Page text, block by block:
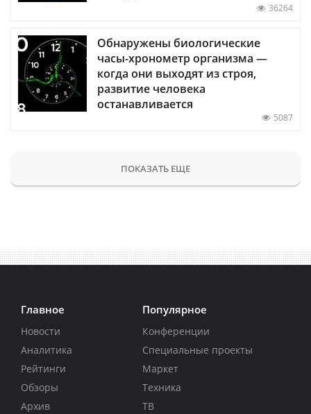
36264
Обнаружены биологические
часы-хронометр организма —
когда они выходят из строя,
развитие человека
останавливается
5087
ПОКАЗАТЬ ЕЩЕ
Главное
Новости
Аналитика
Рейтинги
Обзоры
Архив
Популярное
Конференции
Специальные проекты
Маркет
Техника
ТВ